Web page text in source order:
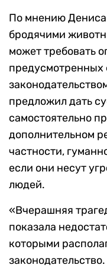
По мнению Дениса
бродячими
может требовать
предложил дать
самостоятельно
дополнительном
частности,
если они несут
людей.
«Вчерашняя
показала
которыми